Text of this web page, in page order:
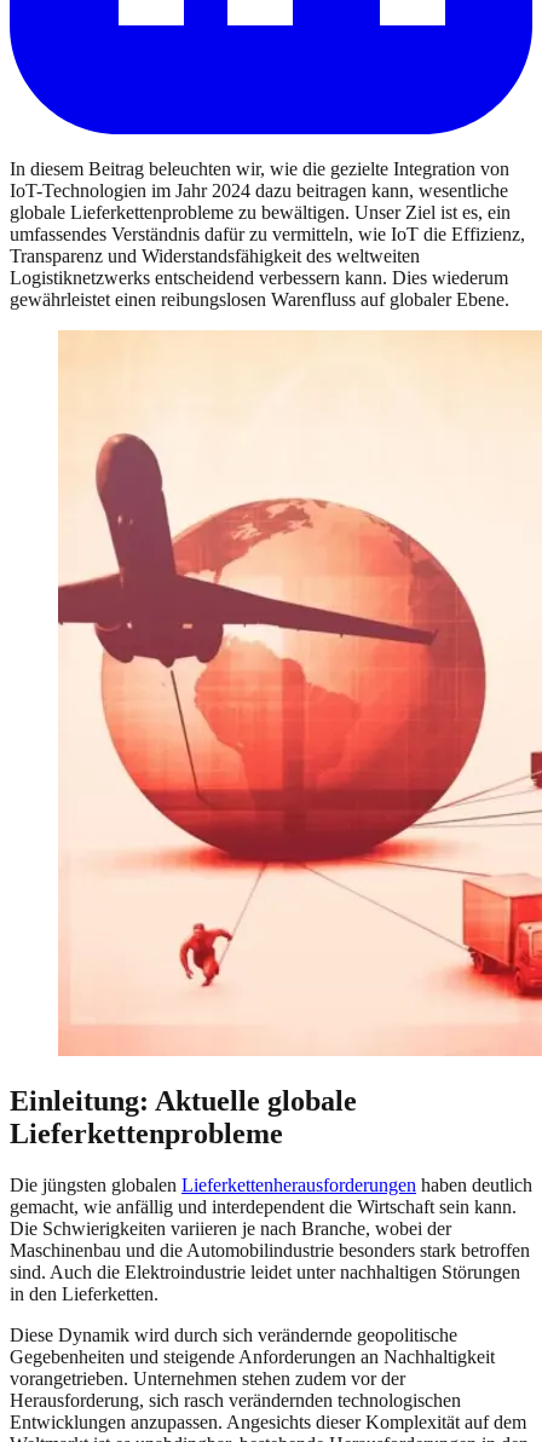
In diesem Beitrag beleuchten wir, wie die gezielte Integration von
IoT-Technologien im Jahr 2024 dazu beitragen kann, wesentliche
globale Lieferkettenprobleme zu bewältigen. Unser Ziel ist es, ein
umfassendes Verständnis dafür zu vermitteln, wie IoT die Effizienz,
Transparenz und Widerstandsfähigkeit des weltweiten
Logistiknetzwerks entscheidend verbessern kann. Dies wiederum
gewährleistet einen reibungslosen Warenfluss auf globaler Ebene.
Einleitung: Aktuelle globale
Lieferkettenprobleme
Die jüngsten globalen Lieferkettenherausforderungen haben deutlich
gemacht, wie anfällig und interdependent die Wirtschaft sein kann.
Die Schwierigkeiten variieren je nach Branche, wobei der
Maschinenbau und die Automobilindustrie besonders stark betroffen
sind. Auch die Elektroindustrie leidet unter nachhaltigen Störungen
in den Lieferketten.
Diese Dynamik wird durch sich verändernde geopolitische
Gegebenheiten und steigende Anforderungen an Nachhaltigkeit
vorangetrieben. Unternehmen stehen zudem vor der
Herausforderung, sich rasch verändernden technologischen
Entwicklungen anzupassen. Angesichts dieser Komplexität auf dem